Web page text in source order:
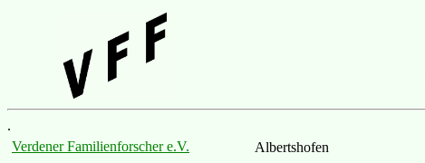
.
Verdener Familienforscher e.V.
Albertshofen